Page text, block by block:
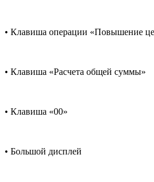
• Клавиша операции «Повышение
• Клавиша «Расчета общей суммы»
• Клавиша «00»
• Большой дисплей